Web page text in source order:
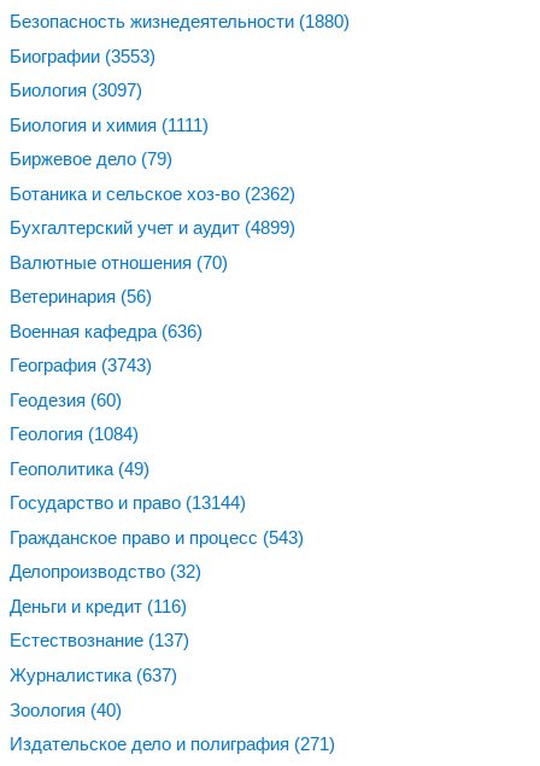
Безопасность жизнедеятельности (1880)
Биографии (3553)
Биология (3097)
Биология и химия (1111)
Биржевое дело (79)
Ботаника и сельское хоз-во (2362)
Бухгалтерский учет и аудит (4899)
Валютные отношения (70)
Ветеринария (56)
Военная кафедра (636)
География (3743)
Геодезия (60)
Геология (1084)
Геополитика (49)
Государство и право (13144)
Гражданское право и процесс (543)
Делопроизводство (32)
Деньги и кредит (116)
Естествознание (137)
Журналистика (637)
Зоология (40)
Издательское дело и полиграфия (271)